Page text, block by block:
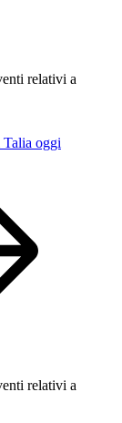
relativi a
Talia oggi
relativi a